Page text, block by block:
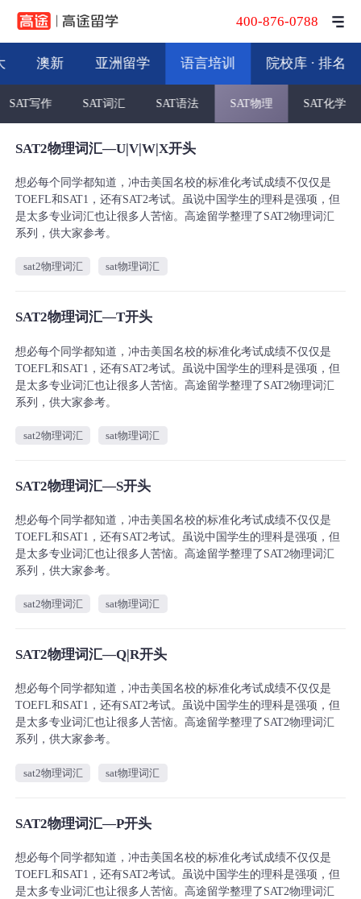
400-876-0788
澳新 亚洲留学 语言培训 院校库 · 排名
SAT写作 SAT词汇 SAT语法 SAT物理 SAT化学
SAT2物理词汇—U|V|W|X开头
想必每个同学都知道，冲击美国名校的标准化考试成绩不仅仅是
TOEFL和SAT1，还有SAT2考试。虽说中国学生的理科是强项，但
是太多专业词汇也让很多人苦恼。高途留学整理了SAT2物理词汇
系列，供大家参考。
sat2物理词汇 sat物理词汇
SAT2物理词汇—T开头
想必每个同学都知道，冲击美国名校的标准化考试成绩不仅仅是
TOEFL和SAT1，还有SAT2考试。虽说中国学生的理科是强项，但
是太多专业词汇也让很多人苦恼。高途留学整理了SAT2物理词汇
系列，供大家参考。
sat2物理词汇 sat物理词汇
SAT2物理词汇—S开头
想必每个同学都知道，冲击美国名校的标准化考试成绩不仅仅是
TOEFL和SAT1，还有SAT2考试。虽说中国学生的理科是强项，但
是太多专业词汇也让很多人苦恼。高途留学整理了SAT2物理词汇
系列，供大家参考。
sat2物理词汇 sat物理词汇
SAT2物理词汇—Q|R开头
想必每个同学都知道，冲击美国名校的标准化考试成绩不仅仅是
TOEFL和SAT1，还有SAT2考试。虽说中国学生的理科是强项，但
是太多专业词汇也让很多人苦恼。高途留学整理了SAT2物理词汇
系列，供大家参考。
sat2物理词汇 sat物理词汇
SAT2物理词汇—P开头
想必每个同学都知道，冲击美国名校的标准化考试成绩不仅仅是
TOEFL和SAT1，还有SAT2考试。虽说中国学生的理科是强项，但
是太多专业词汇也让很多人苦恼。高途留学整理了SAT2物理词汇